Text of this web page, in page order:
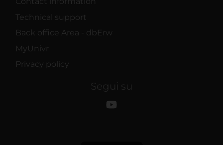
Technical support
Back office Area - dbErw
MyUnivr
Privacy policy
Segui su